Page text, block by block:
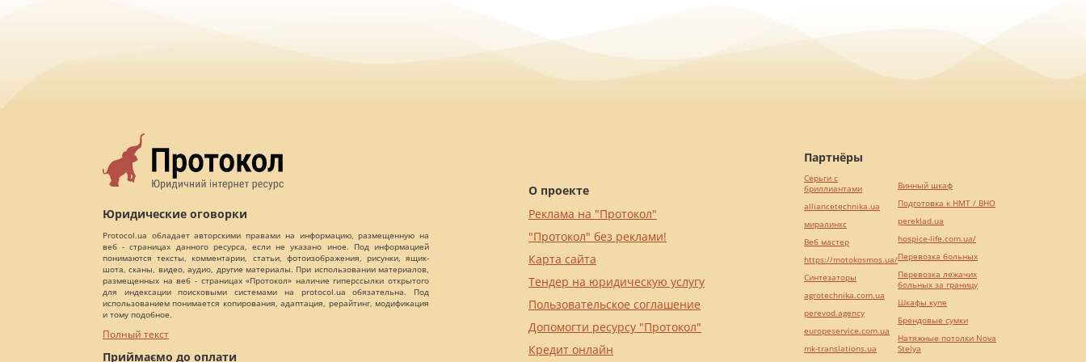
Юридические оговорки
Protocol.ua обладает авторскими правами на информацию, размещенную на
веб - страницах данного ресурса, если не указано иное. Под информацией
понимаются тексты, комментарии, статьи, фотоизображения, рисунки, ящик-
шота, сканы, видео, аудио, другие материалы. При использовании материалов,
размещенных на веб - страницах «Протокол» наличие гиперссылки открытого
для индексации поисковыми системами на protocol.ua обязательна. Под
использованием понимается копирования, адаптация, рерайтинг, модификация
и тому подобное.
Полный текст
Приймаємо до оплати
О проекте
Реклама на "Протокол"
"Протокол" без реклами!
Карта сайта
Тендер на юридическую услугу
Пользовательское соглашение
Допомогти ресурсу "Протокол"
Кредит онлайн
Партнёры
Серьги с
бриллиантами
alliancetechnika.ua
миралинкс
Веб мастер
https://motokosmos.ua/
Синтезаторы
agrotechnika.com.ua
perevod.agency
europeservice.com.ua
mk-translations.ua
Винный шкаф
Подготовка к НМТ / ВНО
pereklad.ua
hospice-life.com.ua/
Перевозка больных
Перевозка лежачих
больных за границу
Шкафы купе
Брендовые сумки
Натяжные потолки Nova
Stelya